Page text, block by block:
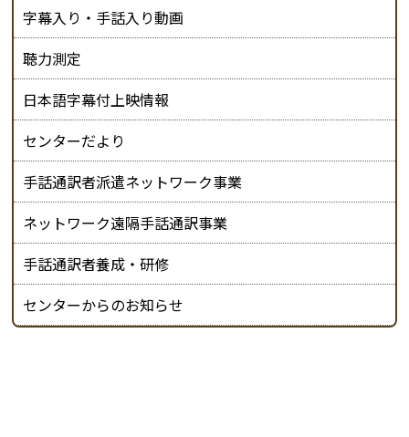
字幕入り・手話入り動画
聴力測定
日本語字幕付上映情報
センターだより
手話通訳者派遣ネットワーク事業
ネットワーク遠隔手話通訳事業
手話通訳者養成・研修
センターからのお知らせ